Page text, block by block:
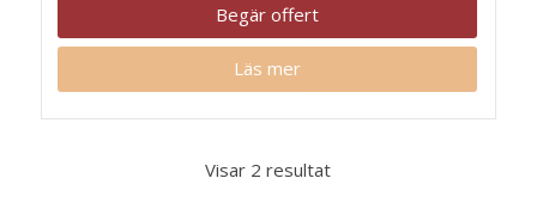
Begär offert
Läs mer
Visar 2 resultat